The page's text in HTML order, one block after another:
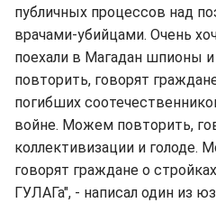
публичных процессов над
врачами-убийцами. Очень
поехали в Магадан шпионы
повторить, говорят
погибших
войне. Можем повторить,
коллективизации и голоде.
говорят граждане о
ГУЛАГа", - написал один из